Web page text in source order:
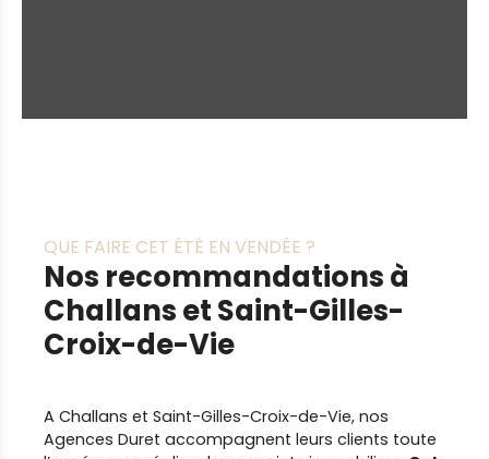
QUE FAIRE CET ÉTÉ EN VENDÉE ?
Nos recommandations à
Challans et Saint-Gilles-
Croix-de-Vie
A Challans et Saint-Gilles-Croix-de-Vie, nos
Agences Duret accompagnent leurs clients toute